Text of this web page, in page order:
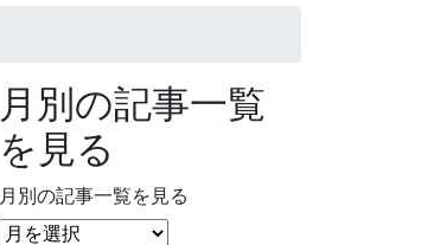
月別の記事一覧
を見る
月別の記事一覧を見る